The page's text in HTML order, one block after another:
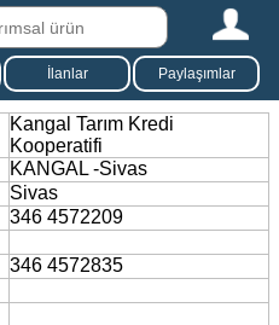
İlanlar Paylaşımlar
Kangal Tarım Kredi
Kooperatifi
KANGAL -Sivas
Sivas
346 4572209
346 4572835